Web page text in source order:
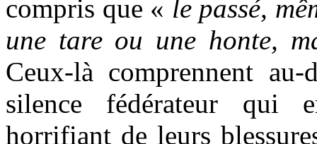
compris que « le passé,
une tare ou une honte,
Ceux-là comprennent
silence fédérateur qui
horrifiant de leurs